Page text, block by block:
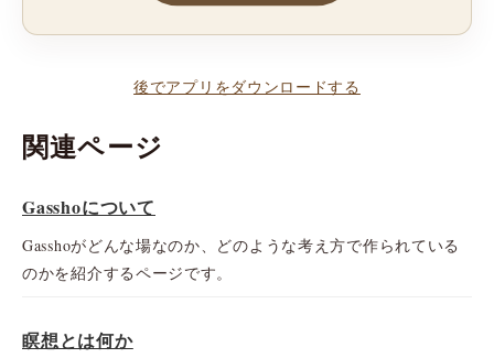
後でアプリをダウンロードする
関連ページ
Gasshoについて
Gasshoがどんな場なのか、どのような考え方で作られている
のかを紹介するページです。
瞑想とは何か